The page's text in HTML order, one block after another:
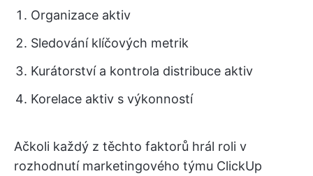
Organizace aktiv
Sledování klíčových metrik
Kurátorství a kontrola distribuce aktiv
Korelace aktiv s výkonností
Ačkoli každý z těchto faktorů hrál roli v
rozhodnutí marketingového týmu ClickUp